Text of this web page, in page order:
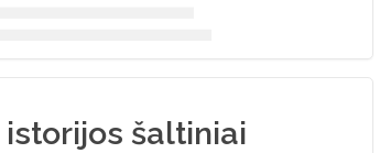
šaltiniai